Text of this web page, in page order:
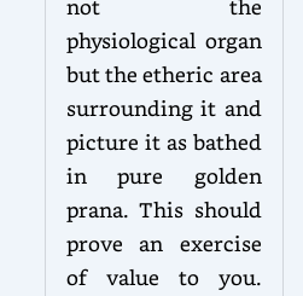
not the
physiological organ
but the etheric area
surrounding it and
picture it as bathed
in pure golden
prana. This should
prove an exercise
of value to you.